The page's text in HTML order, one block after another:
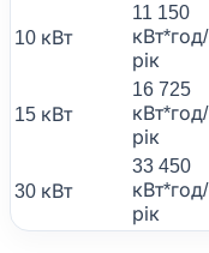
10 кВт
11 150
кВт*год/
рік
15 кВт
16 725
кВт*год/
рік
30 кВт
33 450
кВт*год/
рік